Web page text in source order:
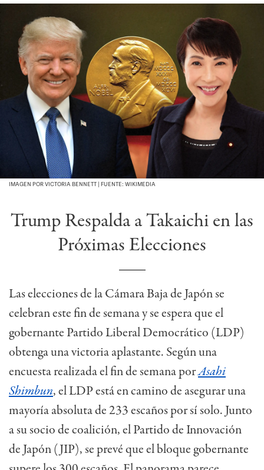
IMAGEN POR VICTORIA BENNETT | FUENTE: WIKIMEDIA
Trump Respalda a Takaichi en las
Próximas Elecciones
Las elecciones de la Cámara Baja de Japón se
celebran este fin de semana y se espera que el
gobernante Partido Liberal Democrático (LDP)
obtenga una victoria aplastante. Según una
encuesta realizada el fin de semana porAsahi
Shimbun, el LDP está en camino de asegurar una
mayoría absoluta de 233 escaños por sí solo. Junto
a su socio de coalición, el Partido de Innovación
de Japón (JIP), se prevé que el bloque gobernante